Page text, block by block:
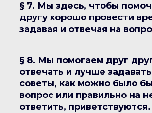
§ 7. Мы здесь, чтобы
другу хорошо провести
задавая и отвечая на
§ 8. Мы помогаем друг
отвечать и лучше
советы, как можно было
вопрос или правильно на
ответить, приветствуются.